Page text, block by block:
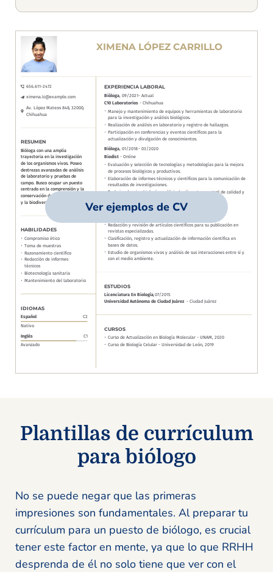
Ver ejemplos de CV
Plantillas de currículum
para biólogo
No se puede negar que las primeras
impresiones son fundamentales. Al preparar tu
currículum para un puesto de biólogo, es crucial
tener este factor en mente, ya que lo que RRHH
desprenda de él no solo tiene que ver con el